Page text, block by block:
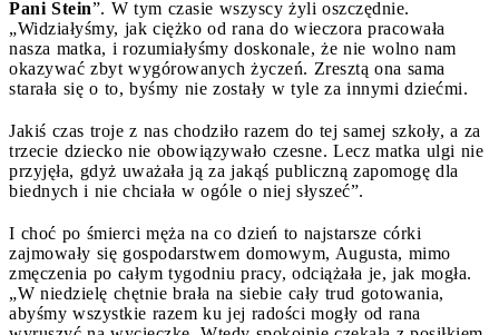
Pani Stein”. W tym czasie wszyscy żyli oszczędnie.
„Widziałyśmy, jak ciężko od rana do wieczora pracowała
nasza matka, i rozumiałyśmy doskonale, że nie wolno nam
okazywać zbyt wygórowanych życzeń. Zresztą ona sama
starała się o to, byśmy nie zostały w tyle za innymi dziećmi.
Jakiś czas troje z nas chodziło razem do tej samej szkoły, a za
trzecie dziecko nie obowiązywało czesne. Lecz matka ulgi nie
przyjęła, gdyż uważała ją za jakąś publiczną zapomogę dla
biednych i nie chciała w ogóle o niej słyszeć”.
I choć po śmierci męża na co dzień to najstarsze córki
zajmowały się gospodarstwem domowym, Augusta, mimo
zmęczenia po całym tygodniu pracy, odciążała je, jak mogła.
„W niedzielę chętnie brała na siebie cały trud gotowania,
abyśmy wszystkie razem ku jej radości mogły od rana